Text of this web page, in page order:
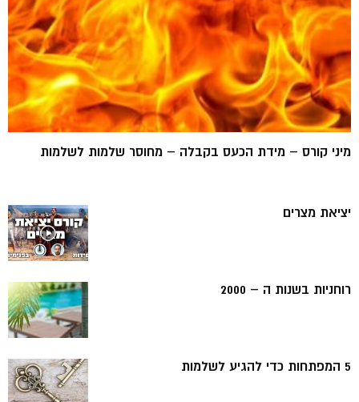
מיני קורס – מידת הכעס בקבלה – מחוסר שלמות לשלמות
יציאת מצרים
רוחניות בשנות ה – 2000
5 המפתחות כדי להגיע לשלמות